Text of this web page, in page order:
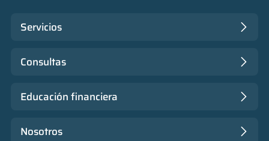
Servicios
Consultas
Educación financiera
Nosotros